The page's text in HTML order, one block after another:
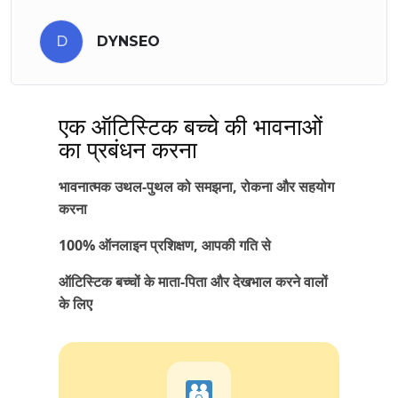
D DYNSEO
एक ऑटिस्टिक बच्चे की भावनाओं
का प्रबंधन करना
भावनात्मक उथल-पुथल को समझना, रोकना और सहयोग
करना
100% ऑनलाइन प्रशिक्षण, आपकी गति से
ऑटिस्टिक बच्चों के माता-पिता और देखभाल करने वालों
के लिए